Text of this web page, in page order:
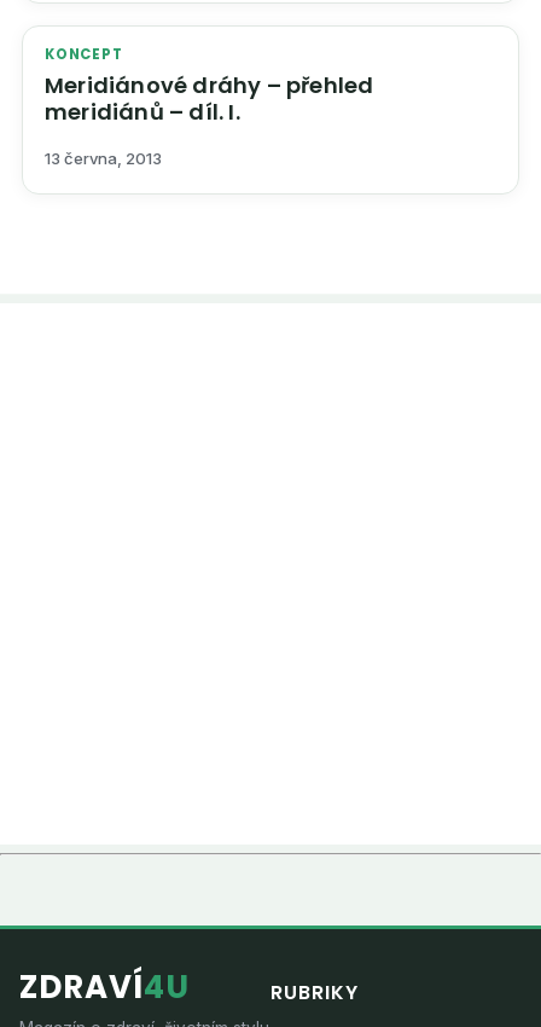
KONCEPT
Meridiánové dráhy – přehled
meridiánů – díl. I.
13 června, 2013
ZDRAVÍ4U RUBRIKY